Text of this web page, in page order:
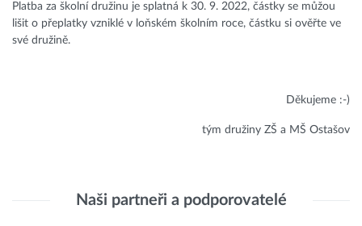
Platba za školní družinu je splatná k 30. 9. 2022, částky se můžou
lišit o přeplatky vzniklé v loňském školním roce, částku si ověřte ve
své družině.
Děkujeme :-)
tým družiny ZŠ a MŠ Ostašov
Naši partneři a podporovatelé